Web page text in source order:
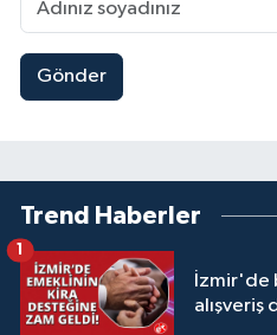
Gönder
Trend Haberler
İzmir'de
alışveriş
1